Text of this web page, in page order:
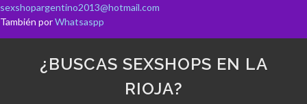
sexshopargentino2013@hotmail.com
También porWhatsaspp
¿BUSCAS SEXSHOPS EN LA
RIOJA?